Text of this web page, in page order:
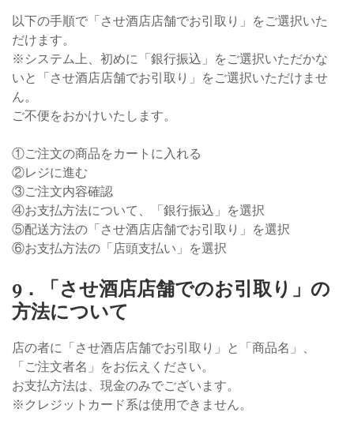
以下の手順で「させ酒店店舗でお引取り」をご選択いた
だけます。
※システム上、初めに「銀行振込」をご選択いただかな
いと「させ酒店店舗でお引取り」をご選択いただけませ
ん。
ご不便をおかけいたします。
①ご注文の商品をカートに入れる
②レジに進む
③ご注文内容確認
④お支払方法について、「銀行振込」を選択
⑤配送方法の「させ酒店店舗でお引取り」を選択
⑥お支払方法の「店頭支払い」を選択
9．「させ酒店店舗でのお引取り」の
方法について
店の者に「させ酒店店舗でお引取り」と「商品名」、
「ご注文者名」をお伝えください。
お支払方法は、現金のみでございます。
※クレジットカード系は使用できません。